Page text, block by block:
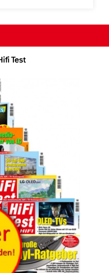
Test